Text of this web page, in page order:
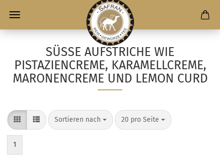
SÜSSE AUFSTRICHE WIE P
ISTAZIENCREME, KARAMELLCREME, M
ARONENCREME UND LEMON CURD
Sortieren nach 20 pro Seite
1